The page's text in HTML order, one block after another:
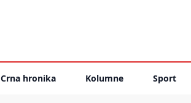
Crna hronika Kolumne Sport